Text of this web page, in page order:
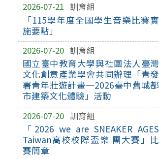
2026-07-21 訓育組
「115學年度全國學生音樂比賽實
施要點」
2026-07-20 訓育組
國立臺中教育大學與社團法人臺灣
文化創意產業學會共同辦理「青發
署青年壯遊計畫─2026臺中舊城都
市建築文化體驗」活動
2026-07-20 訓育組
「2026 we are SNEAKER AGES
Taiwan高校校際盃樂 團大賽」比
賽簡章